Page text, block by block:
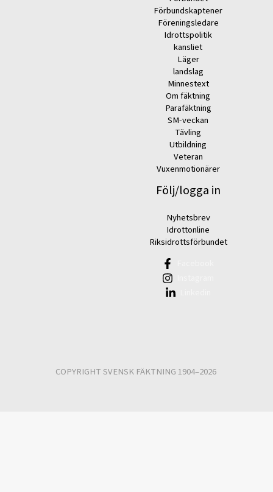
Förbundskaptener
Föreningsledare
Idrottspolitik
kansliet
Läger
landslag
Minnestext
Om fäktning
Parafäktning
SM-veckan
Tävling
Utbildning
Veteran
Vuxenmotionärer
Följ/logga in
Nyhetsbrev
Idrottonline
Riksidrottsförbundet
COPYRIGHT SVENSK FÄKTNING 1904–2026